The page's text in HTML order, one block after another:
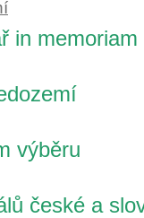
in memoriam
výběru
české a